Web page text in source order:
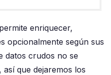
enriquecer,
opcionalmente según sus
datos crudos no se
que dejaremos los